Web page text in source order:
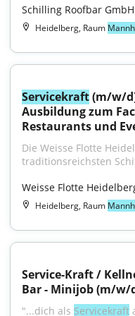
Schilling Roofbar GmbH
Heidelberg, Raum
Servicekraft (m/w/
Ausbildung zum
Restaurants und
Die Weisse Flotte
traditionsreichsten
Weisse Flotte
Heidelberg, Raum
Service-Kraft /
Bar - Minijob (m/w/
"...dich als Servicekraft